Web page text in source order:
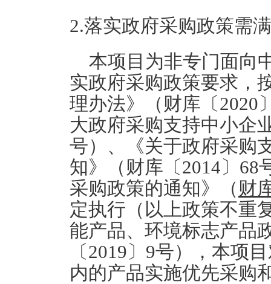
2.落实政府采购政策需
本项目为非专门面向
实政府采购政策要求，
理办法》（财库〔2020
大政府采购支持中小企
号）、《关于政府采购
知》
（财库〔 2014〕68
采购政策的通知》（ 财
定执行（以上政策不重
能产品、环境标志产品
〔2019〕9号），本项
内的产品实施优先采购